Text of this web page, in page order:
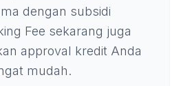
dengan subsidi
Fee sekarang juga
approval kredit Anda
mudah.